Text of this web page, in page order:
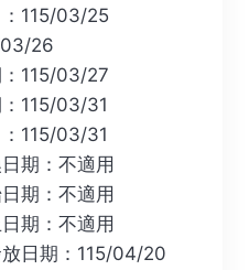
115/03/25
03/26
115/03/27
115/03/31
115/03/31
期：不適用
期：不適用
期：不適用
日期：115/04/20